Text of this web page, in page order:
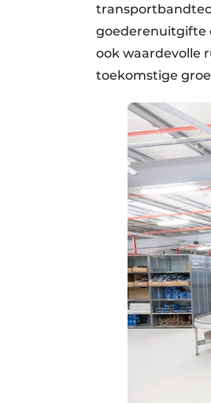
goederenuitgifte
ook waardevolle
toekomstige